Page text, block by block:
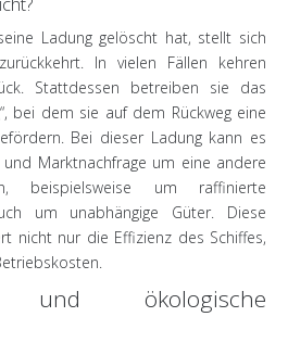
Ladung gelöscht hat, stellt sich
In vielen Fällen kehren
Stattdessen betreiben sie das
bei dem sie auf dem Rückweg eine
Bei dieser Ladung kann es
Marktnachfrage um eine andere
um raffinierte
um unabhängige Güter. Diese
nicht nur die Effizienz des Schiffes,
und ökologische